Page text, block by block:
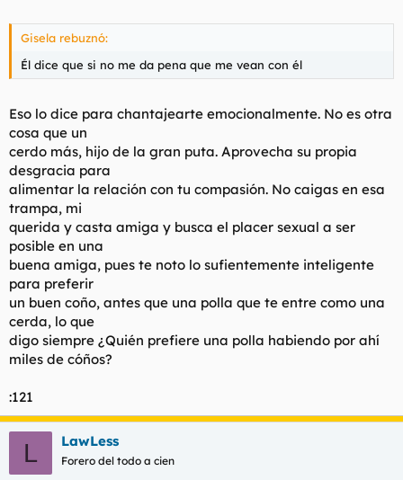
Gisela rebuznó:
Él dice que si no me da pena que me vean con él
Eso lo dice para chantajearte emocionalmente. No es otra
cosa que un
cerdo más, hijo de la gran puta. Aprovecha su propia
desgracia para
alimentar la relación con tu compasión. No caigas en esa
trampa, mi
querida y casta amiga y busca el placer sexual a ser
posible en una
buena amiga, pues te noto lo sufientemente inteligente
para preferir
un buen coño, antes que una polla que te entre como una
cerda, lo que
digo siempre ¿Quién prefiere una polla habiendo por ahí
miles de cóños?
:121
L LawLess
Forero del todo a cien